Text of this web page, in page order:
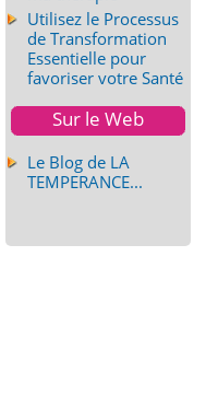
Utilisez le Processus
de Transformation
Essentielle pour
favoriser votre Santé
Sur le Web
Le Blog de LA
TEMPERANCE...